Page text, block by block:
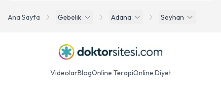
Ana Sayfa Gebelik Adana Seyhan
VideolarBlogOnline TerapiOnline Diyet